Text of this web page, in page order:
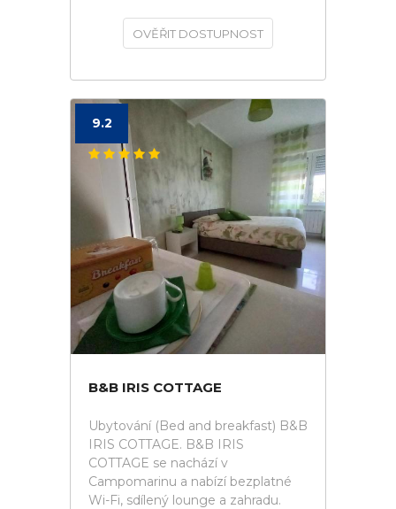
OVĚŘIT DOSTUPNOST
9.2
B&B IRIS COTTAGE
Ubytování (Bed and breakfast) B&B
IRIS COTTAGE. B&B IRIS
COTTAGE se nachází v
Campomarinu a nabízí bezplatné
Wi-Fi, sdílený lounge a zahradu.